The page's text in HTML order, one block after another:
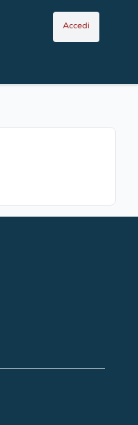
Accedi